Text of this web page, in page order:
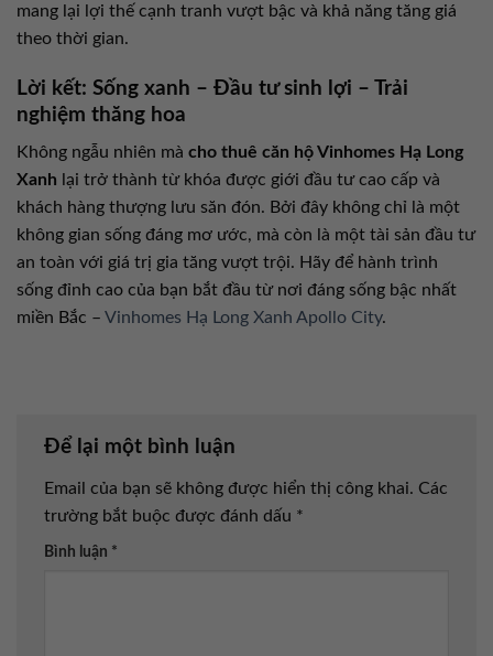
mang lại lợi thế cạnh tranh vượt bậc và khả năng tăng giá
theo thời gian.
Lời kết: Sống xanh – Đầu tư sinh lợi – Trải
nghiệm thăng hoa
Không ngẫu nhiên mà cho thuê căn hộ Vinhomes Hạ Long
Xanh lại trở thành từ khóa được giới đầu tư cao cấp và
khách hàng thượng lưu săn đón. Bởi đây không chỉ là một
không gian sống đáng mơ ước, mà còn là một tài sản đầu tư
an toàn với giá trị gia tăng vượt trội. Hãy để hành trình
sống đỉnh cao của bạn bắt đầu từ nơi đáng sống bậc nhất
miền Bắc – Vinhomes Hạ Long Xanh Apollo City.
Để lại một bình luận
Email của bạn sẽ không được hiển thị công khai. Các
trường bắt buộc được đánh dấu *
Bình luận *